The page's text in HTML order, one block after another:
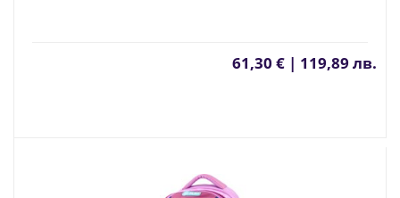
61,30 € | 119,89 лв.